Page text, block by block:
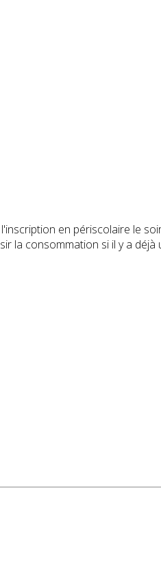
en périscolaire le
la consommation si il y a